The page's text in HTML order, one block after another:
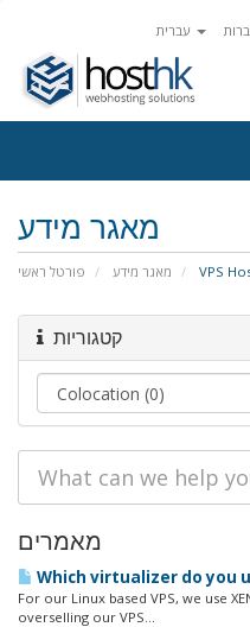
מאגר מידע
פורטל ראשי מאגר מידע VPS
קטגוריות
מאמרים
Which virtualizer do you
For our Linux based VPS, we use
overselling our VPS...